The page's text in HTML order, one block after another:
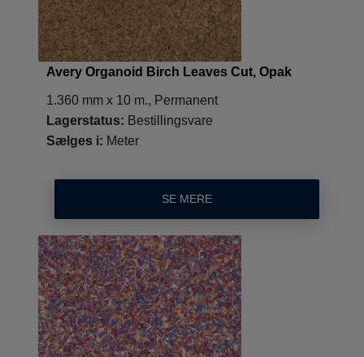
Avery Organoid Birch Leaves Cut, Opak
1.360 mm x 10 m., Permanent
Lagerstatus: Bestillingsvare
Sælges i: Meter
SE MERE